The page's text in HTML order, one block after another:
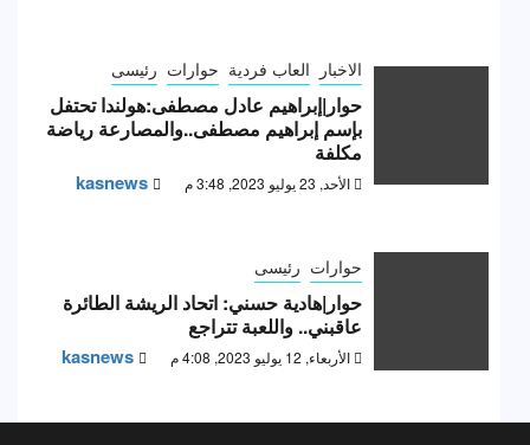
الاخبار العاب فردية حوارات رئيسى
حوار|إبراهيم عادل مصطفى:هولندا تحتفل
بإسم إبراهيم مصطفى..والمصارعة رياضة
مكلفة
الأحد, 23 يوليو 2023, 3:48 م kasnews
حوارات رئيسى
حوار|هادية حسني: اتحاد الريشة الطائرة
عاقبني.. واللعبة تتراجع
الأربعاء, 12 يوليو 2023, 4:08 م kasnews